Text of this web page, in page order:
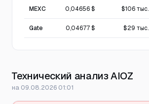
MEXC 0,04656 $ $106 тыс.
Gate 0,04677 $ $29 тыс.
Технический анализ AIOZ
на 09.08.2026 01:01